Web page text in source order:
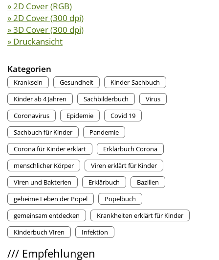
» 2D Cover (RGB)
» 2D Cover (300 dpi)
» 3D Cover (300 dpi)
» Druckansicht
Kategorien
Kranksein Gesundheit
Kinder-Sachbuch
Kinder ab 4 Jahren
Sachbilderbuch
Virus
Coronavirus
Epidemie
Covid 19
Sachbuch für Kinder
Pandemie
Corona für Kinder erklärt
Erklärbuch Corona
menschlicher Körper
Viren erklärt für Kinder
Viren und Bakterien
Erklärbuch
Bazillen
geheime Leben der Popel
Popelbuch
gemeinsam entdecken
Krankheiten erklärt für Kinder
Kinderbuch VIren
Infektion
/// Empfehlungen